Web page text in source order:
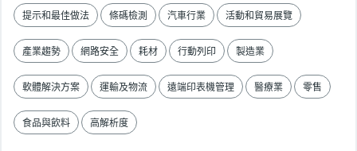
提示和最佳做法 條碼檢測 汽車行業 活動和貿易展覽
產業趨勢 網路安全 耗材 行動列印 製造業
軟體解決方案 運輸及物流 遠端印表機管理 醫療業 零售
食品與飲料 高解析度